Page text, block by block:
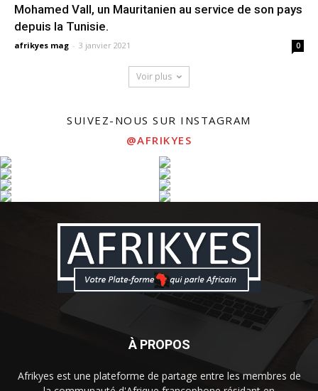
Mohamed Vall, un Mauritanien au service de son pays
depuis la Tunisie.
afrikyes mag - 3 janvier 2021 0
Voir plus
SUIVEZ-NOUS SUR INSTAGRAM
@AFRIKYES
À PROPOS
Afrikyes est une plateforme de partage entre les membres de